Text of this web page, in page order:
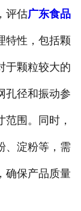
评估广东食品
特性，包括颗
于颗粒较大的
孔径和振动参
围。同时，
、淀粉等，需
确保产品质量